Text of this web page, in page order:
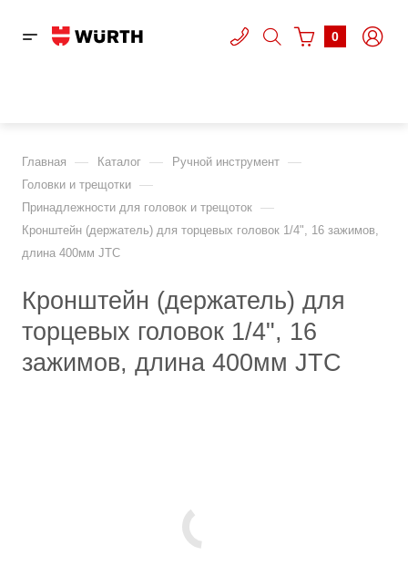
0
Главная — Каталог — Ручной инструмент —
Головки и трещотки —
Принадлежности для головок и трещоток —
Кронштейн (держатель) для торцевых головок 1/4", 16 зажимов,
длина 400мм JTC
Кронштейн (держатель) для
торцевых головок 1/4", 16
зажимов, длина 400мм JTC